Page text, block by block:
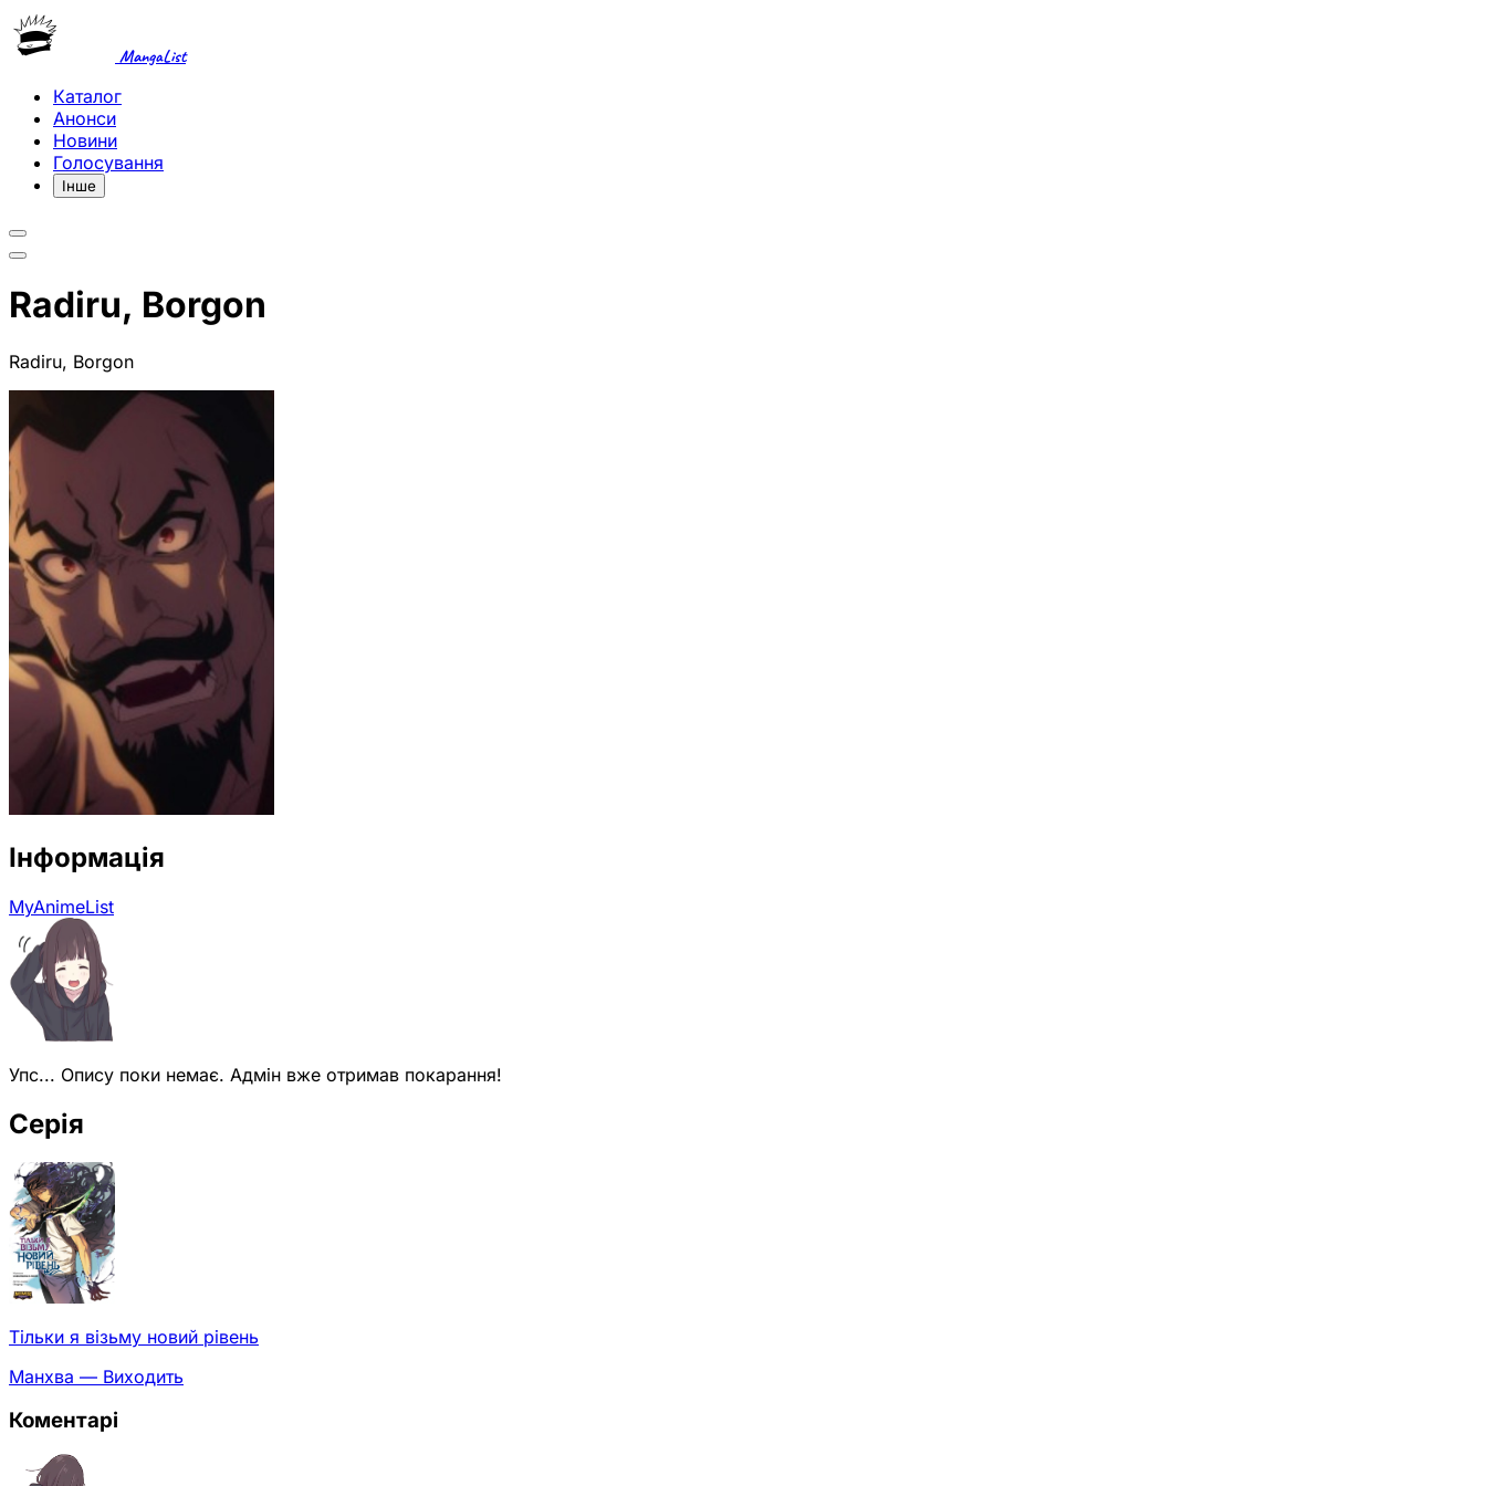
MangaList
Каталог
Анонси
Новини
Голосування
Інше
Radiru, Borgon
Radiru, Borgon
Інформація
MyAnimeList
Упс... Опису поки немає. Адмін вже отримав покарання!
Серія
Тільки я візьму новий рівень
Манхва — Виходить
Коментарі